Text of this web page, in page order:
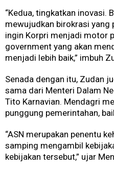
“Kedua, tingkatkan inovasi.
mewujudkan birokrasi yang
ingin Korpri menjadi motor
government yang akan
menjadi lebih baik,” imbuh
Senada dengan itu, Zudan
sama dari Menteri Dalam
Tito Karnavian. Mendagri
punggung pemerintahan,
“ASN merupakan penentu
samping mengambil
kebijakan tersebut,” ujar